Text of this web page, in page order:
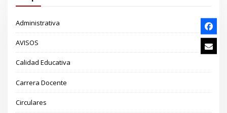
Administrativa
AVISOS
Calidad Educativa
Carrera Docente
Circulares